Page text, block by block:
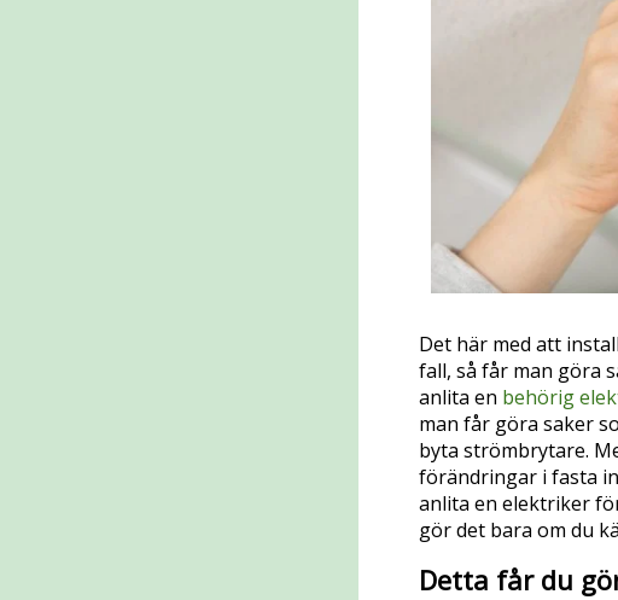
Det här med att
fall, så får man göra
anlita en behörig
man får göra saker
byta strömbrytare.
förändringar i fasta
anlita en elektriker
gör det bara om du
Detta får du